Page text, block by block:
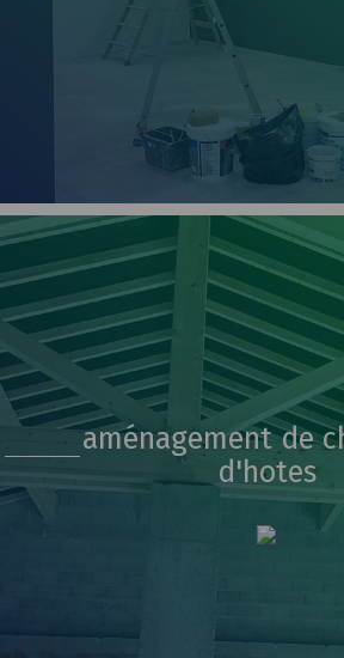
aménagement de
d'hotes